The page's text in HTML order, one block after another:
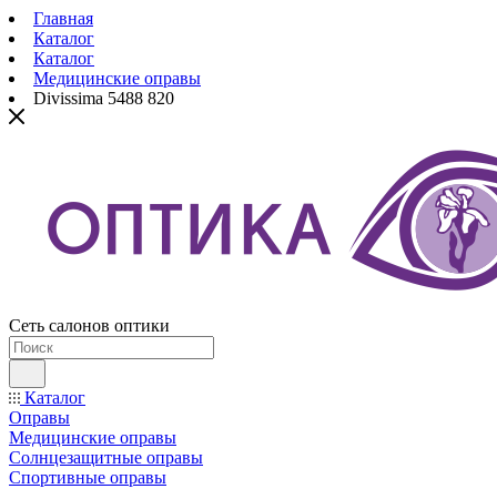
Главная
Каталог
Каталог
Медицинские оправы
Divissima 5488 820
Сеть салонов оптики
Каталог
Оправы
Медицинские оправы
Солнцезащитные оправы
Спортивные оправы